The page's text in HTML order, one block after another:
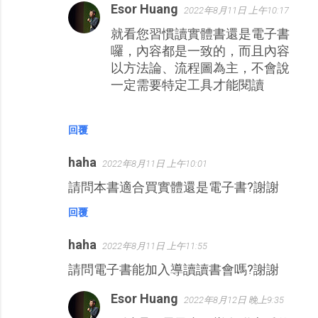
回覆
Esor Huang 2022年8月11日 上午10:17
就看您習慣讀實體書還是電子書
囉，內容都是一致的，而且內容
以方法論、流程圖為主，不會說
一定需要特定工具才能閱讀
haha 2022年8月11日 上午10:01
請問本書適合買實體還是電子書?謝謝
回覆
haha 2022年8月11日 上午11:55
請問電子書能加入導讀讀書會嗎?謝謝
Esor Huang
2022年8月12日 晚上9:35